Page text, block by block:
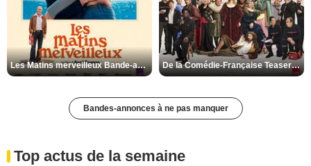
Les Matins merveilleux Bande-annonce VF De la Comédie-Française Teaser VF
Bandes-annonces à ne pas manquer
Top actus de la semaine